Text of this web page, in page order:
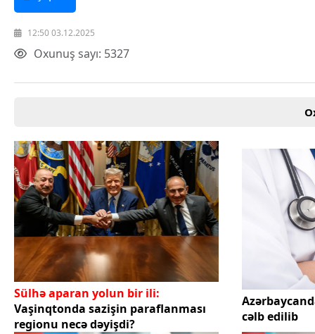
Texnologiya
Mətbuat-150
Əlaqə
Missiyamız
12:50 03.12.2025
Oxunuş sayı: 5327
Sülhə aparan yolun bir ili:
Vaşinqtonda sazişin paraflanması
regionu necə dəyişdi?
cəlb edilib